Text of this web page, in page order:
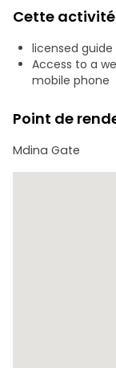
ressemble à un
l'emploi et a,
tourné sur l'île en
partiellement
des plus grands
Méditerranée".
Rejoignez-nous
transformée en la
espagnole
même en une
Cette
licensed guide
Access to a
mobile phone
Point de
Mdina Gate